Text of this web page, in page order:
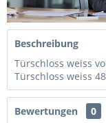
Beschreibung
Türschloss weiss
Türschloss weiss
Bewertungen
0